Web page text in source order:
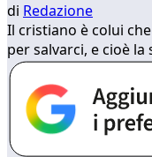
di Redazione
Il cristiano è colui
per salvarci, e cioè